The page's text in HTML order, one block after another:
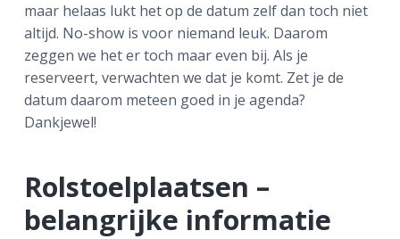
maar helaas lukt het op de datum zelf dan toch niet
altijd. No-show is voor niemand leuk. Daarom
zeggen we het er toch maar even bij. Als je
reserveert, verwachten we dat je komt. Zet je de
datum daarom meteen goed in je agenda?
Dankjewel!
Rolstoelplaatsen –
belangrijke informatie